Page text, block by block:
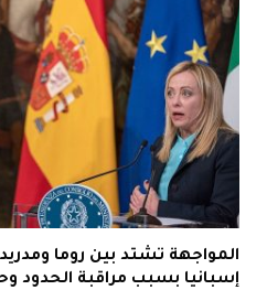
المواجهة تشتد بين روما
إسبانيا بسبب مراقبة الحدود